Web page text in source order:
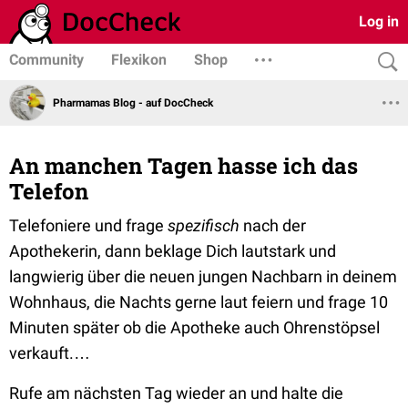
Log in
Community Flexikon Shop
Pharmamas Blog - auf DocCheck
An manchen Tagen hasse ich das
Telefon
Telefoniere und frage spezifisch nach der
Apothekerin, dann beklage Dich lautstark und
langwierig über die neuen jungen Nachbarn in deinem
Wohnhaus, die Nachts gerne laut feiern und frage 10
Minuten später ob die Apotheke auch Ohrenstöpsel
verkauft.…
Rufe am nächsten Tag wieder an und halte die